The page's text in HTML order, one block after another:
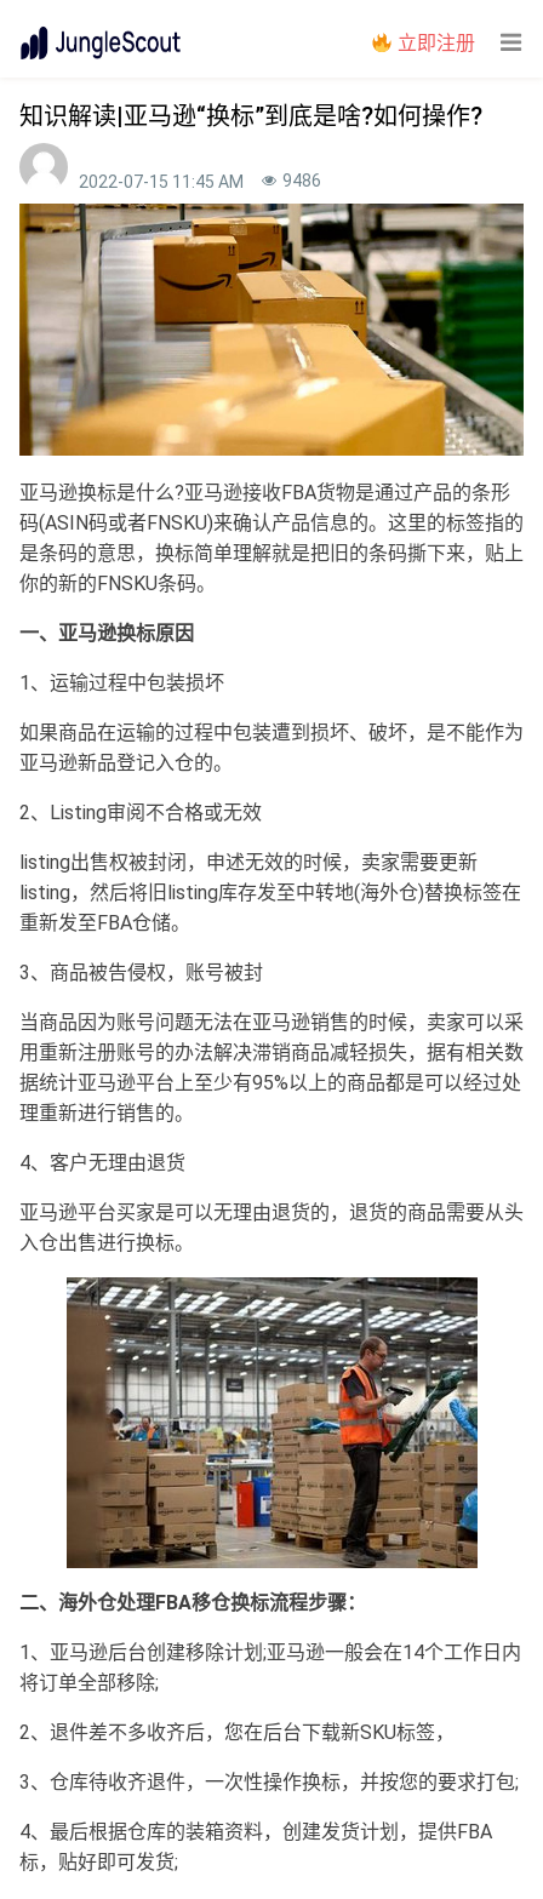
立即注册
知识解读|亚马逊“换标”到底是啥?如何操作?
2022-07-15 11:45 AM 9486
亚马逊换标是什么?亚马逊接收FBA货物是通过产品的条形
码(ASIN码或者FNSKU)来确认产品信息的。这里的标签指的
是条码的意思，换标简单理解就是把旧的条码撕下来，贴上
你的新的FNSKU条码。
一、亚马逊换标原因
1、运输过程中包装损坏
如果商品在运输的过程中包装遭到损坏、破坏，是不能作为
亚马逊新品登记入仓的。
2、Listing审阅不合格或无效
listing出售权被封闭，申述无效的时候，卖家需要更新
listing，然后将旧listing库存发至中转地(海外仓)替换标签在
重新发至FBA仓储。
3、商品被告侵权，账号被封
当商品因为账号问题无法在亚马逊销售的时候，卖家可以采
用重新注册账号的办法解决滞销商品减轻损失，据有相关数
据统计亚马逊平台上至少有95%以上的商品都是可以经过处
理重新进行销售的。
4、客户无理由退货
亚马逊平台买家是可以无理由退货的，退货的商品需要从头
入仓出售进行换标。
二、海外仓处理FBA移仓换标流程步骤：
1、亚马逊后台创建移除计划;亚马逊一般会在14个工作日内
将订单全部移除;
2、退件差不多收齐后，您在后台下载新SKU标签，
3、仓库待收齐退件，一次性操作换标，并按您的要求打包;
4、最后根据仓库的装箱资料，创建发货计划，提供FBA
标，贴好即可发货;